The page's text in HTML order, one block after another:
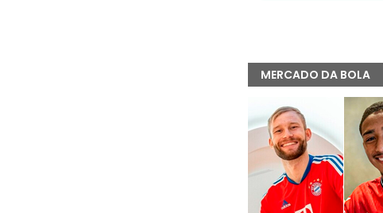
MERCADO DA BOLA